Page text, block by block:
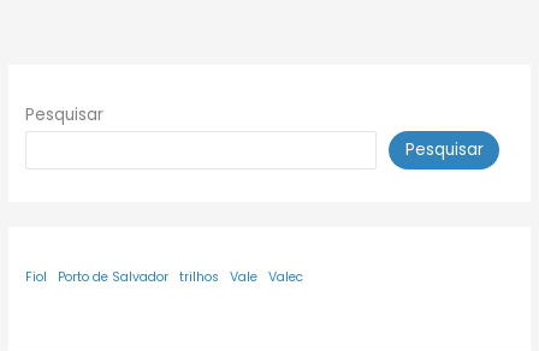
Pesquisar
Pesquisar
Fiol Porto de Salvador trilhos Vale Valec